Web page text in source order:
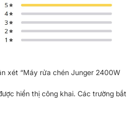
tiết kiệm thời gian
DWJ-600 có công suất lớn giúp
mọi vết bẩn và dầu mỡ của 14 bộ
Âu. Với sức chứa này, máy hoàn
3-4 bữa ăn trung bình của người
vừa tiết kiệm công sức một cách tối
sau mỗi bữa ăn.
chu trình chỉ 10 lít, tiết kiệm đến ⅔
pháp rửa truyền thống. Sử dụng máy
có thể tiết kiệm được lượng nước đáng
xét “Máy rửa chén Junger 2400W
hiển thị công khai. Các trường bắt